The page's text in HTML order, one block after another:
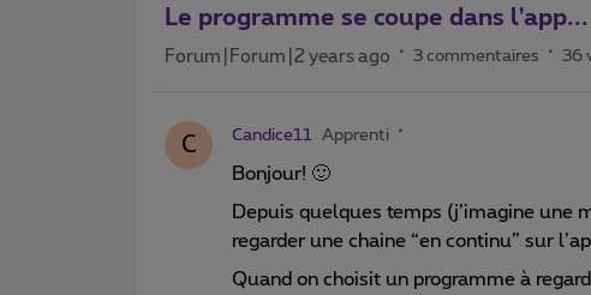
Le programme se coupe dans
Forum|Forum|2 years ago 3 commentaires 36
C Candice11 Apprenti
Bonjour! 🙂
Depuis quelques temps (j’imagine une
regarder une chaine “en continu” sur
Quand on choisit un programme à